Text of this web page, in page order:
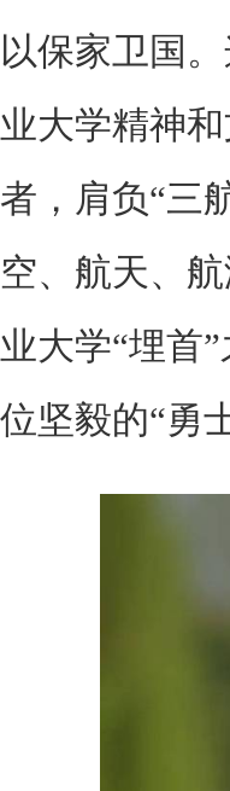
以保家卫国
业大学精神
者，肩负“三
空、航天、
业大学“埋首
位坚毅的“勇